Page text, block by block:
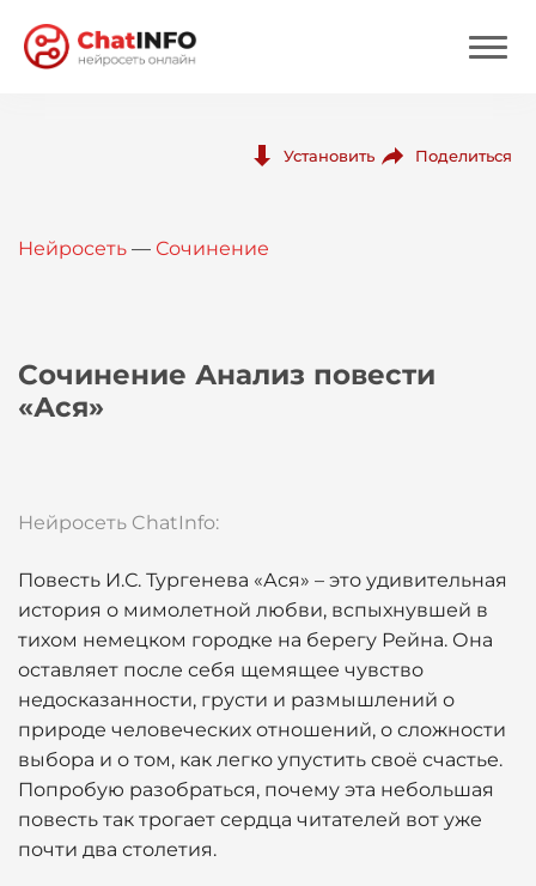
Вход
Установить Поделиться
Нейросеть — Сочинение
Сочинение Анализ повести
«Ася»
Нейросеть ChatInfo:
Повесть И.С. Тургенева «Ася» – это удивительная
история о мимолетной любви, вспыхнувшей в
тихом немецком городке на берегу Рейна. Она
оставляет после себя щемящее чувство
недосказанности, грусти и размышлений о
природе человеческих отношений, о сложности
выбора и о том, как легко упустить своё счастье.
Попробую разобраться, почему эта небольшая
повесть так трогает сердца читателей вот уже
почти два столетия.